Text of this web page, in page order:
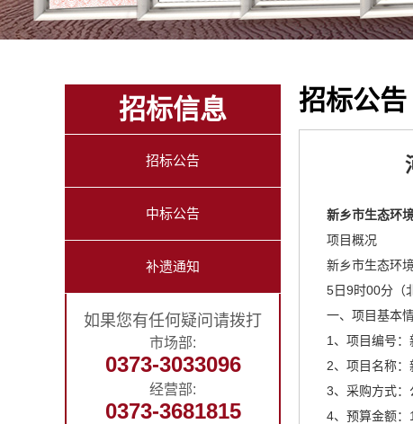
招标信息
招标公告
中标公告
补遗通知
如果您有任何疑问请拨打
市场部:
0373-3033096
经营部:
0373-3681815
招标公告
新乡市生态环
项目概况
新乡市生态环
5日9时00分（
一、项目基本
1、项目编号
2、项目名称
3、采购方式：
4、预算金额